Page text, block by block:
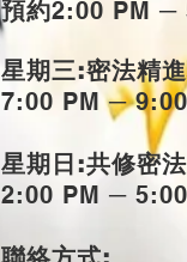
預約2:00 PM ─
星期三:密法精
7:00 PM ─
星期日:共修密
2:00 PM ─